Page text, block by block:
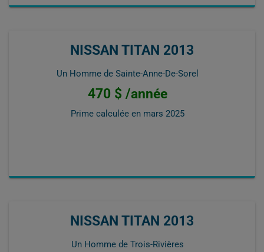
NISSAN TITAN 2013
Un Homme de Sainte-Anne-De-Sorel
470 $ /année
Prime calculée en mars 2025
NISSAN TITAN 2013
Un Homme de Trois-Rivières